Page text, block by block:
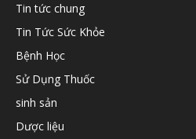
Tin tức chung
Tin Tức Sức Khỏe
Bệnh Học
Sử Dụng Thuốc
sinh sản
Dược liệu